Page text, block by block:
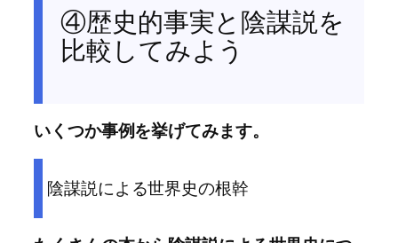
④歴史的事実と陰謀説を
比較してみよう
いくつか事例を挙げてみます。
陰謀説による世界史の根幹